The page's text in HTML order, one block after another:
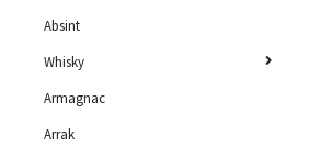
Absint
Whisky
Armagnac
Arrak